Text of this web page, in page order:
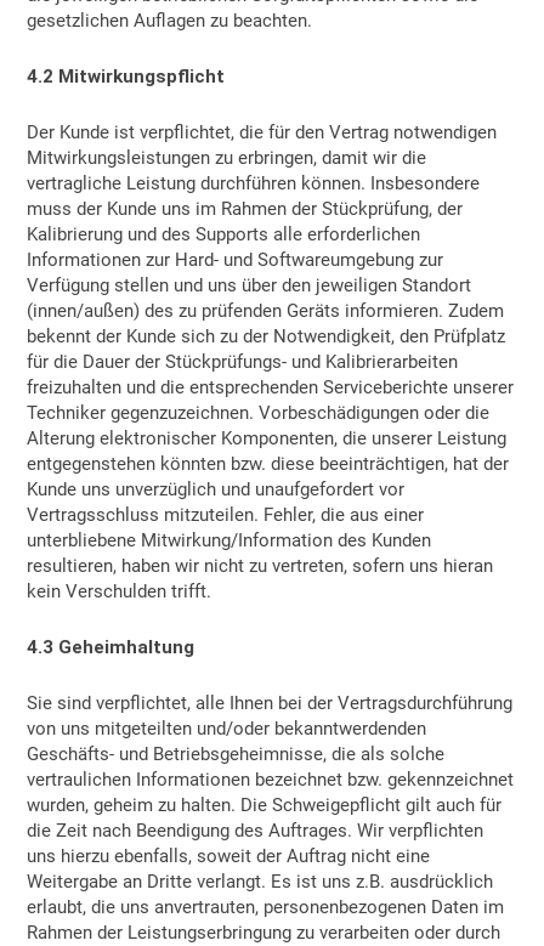
gesetzlichen Auflagen zu beachten.
4.2 Mitwirkungspflicht
Der Kunde ist verpflichtet, die für den Vertrag notwendigen
Mitwirkungsleistungen zu erbringen, damit wir die
vertragliche Leistung durchführen können. Insbesondere
muss der Kunde uns im Rahmen der Stückprüfung, der
Kalibrierung und des Supports alle erforderlichen
Informationen zur Hard- und Softwareumgebung zur
Verfügung stellen und uns über den jeweiligen Standort
(innen/außen) des zu prüfenden Geräts informieren. Zudem
bekennt der Kunde sich zu der Notwendigkeit, den Prüfplatz
für die Dauer der Stückprüfungs- und Kalibrierarbeiten
freizuhalten und die entsprechenden Serviceberichte unserer
Techniker gegenzuzeichnen. Vorbeschädigungen oder die
Alterung elektronischer Komponenten, die unserer Leistung
entgegenstehen könnten bzw. diese beeinträchtigen, hat der
Kunde uns unverzüglich und unaufgefordert vor
Vertragsschluss mitzuteilen. Fehler, die aus einer
unterbliebene Mitwirkung/Information des Kunden
resultieren, haben wir nicht zu vertreten, sofern uns hieran
kein Verschulden trifft.
4.3 Geheimhaltung
Sie sind verpflichtet, alle Ihnen bei der Vertragsdurchführung
von uns mitgeteilten und/oder bekanntwerdenden
Geschäfts- und Betriebsgeheimnisse, die als solche
vertraulichen Informationen bezeichnet bzw. gekennzeichnet
wurden, geheim zu halten. Die Schweigepflicht gilt auch für
die Zeit nach Beendigung des Auftrages. Wir verpflichten
uns hierzu ebenfalls, soweit der Auftrag nicht eine
Weitergabe an Dritte verlangt. Es ist uns z.B. ausdrücklich
erlaubt, die uns anvertrauten, personenbezogenen Daten im
Rahmen der Leistungserbringung zu verarbeiten oder durch